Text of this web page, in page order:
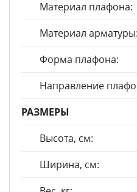
Материал плафона:
Материал арматуры:
Форма плафона:
Направление
РАЗМЕРЫ
Высота, см:
Ширина, см: